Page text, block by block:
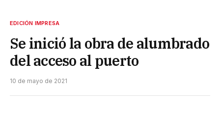
EDICIÓN IMPRESA
Se inició la obra de alumbrado
del acceso al puerto
10 de mayo de 2021